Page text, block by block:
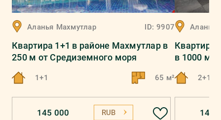
Аланья Махмутлар ID: 9907
Квартира 1+1 в районе Махмутлар в
250 м от Средиземного моря
1+1 65 м²
145 000 RUB
Аланья
Квартира
в 1000 м
2+1
148